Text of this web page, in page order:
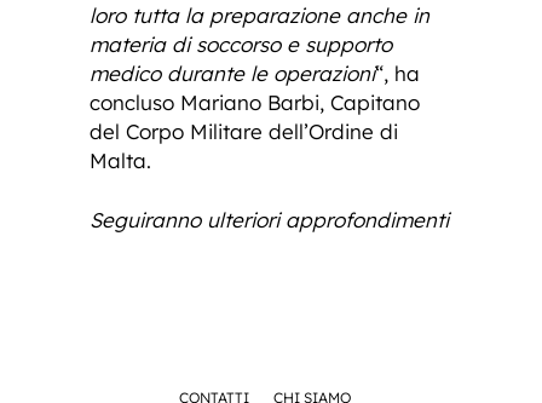
loro tutta la preparazione anche in
materia di soccorso e supporto
medico durante le operazioni“, ha
concluso Mariano Barbi, Capitano
del Corpo Militare dell’Ordine di
Malta.
Seguiranno ulteriori approfondimenti
CONTATTI CHI SIAMO